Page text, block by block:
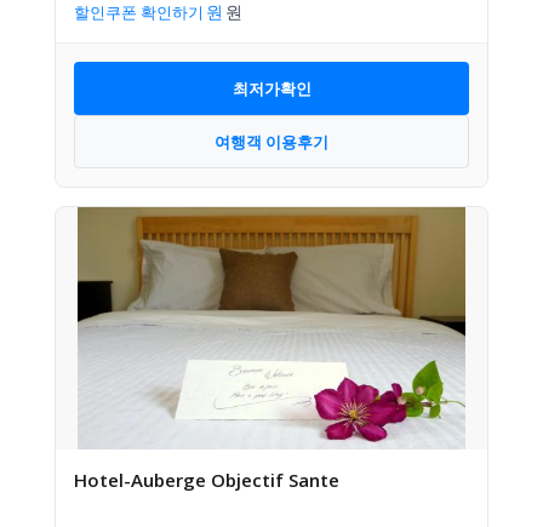
할인쿠폰 확인하기
최저가확인
여행객 이용후기
Hotel-Auberge Objectif Sante